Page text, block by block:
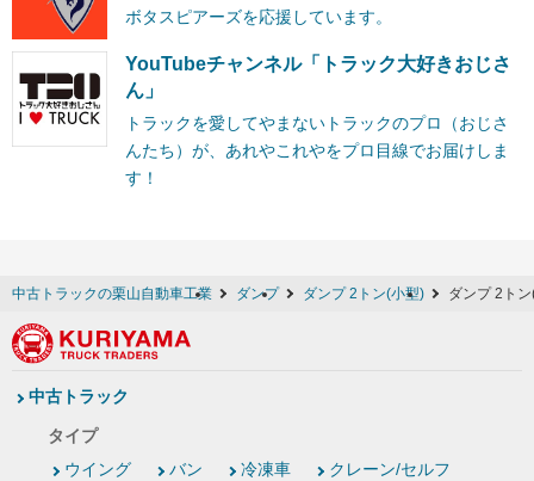
ボタスピアーズを応援しています。
YouTubeチャンネル「トラック大好きおじさ
ん」
トラックを愛してやまないトラックのプロ（おじさ
んたち）が、あれやこれやをプロ目線でお届けしま
す！
中古トラックの栗山自動車工業 ダンプ ダンプ 2トン(小型) ダンプ 2ト
中古トラック
タイプ
ウイング
バン 冷凍車
クレーン/セルフ